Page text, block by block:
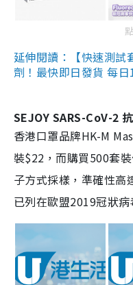
延伸閱讀：【快速測試
劑！最快即日發貨 每
SEJOY SARS-CoV-2
香港口罩品牌HK-M
裝$22，而購買500套
子方式採樣，準確性高
已列在歐盟2019冠狀